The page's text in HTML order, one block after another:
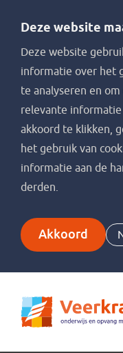
Deze website
Deze website
informatie over het
te analyseren en
relevante
akkoord te klikken,
het gebruik van
informatie aan de
derden.
Akkoord